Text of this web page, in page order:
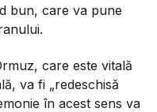
bun, care va pune
care este vitală
va fi „redeschisă
în acest sens va